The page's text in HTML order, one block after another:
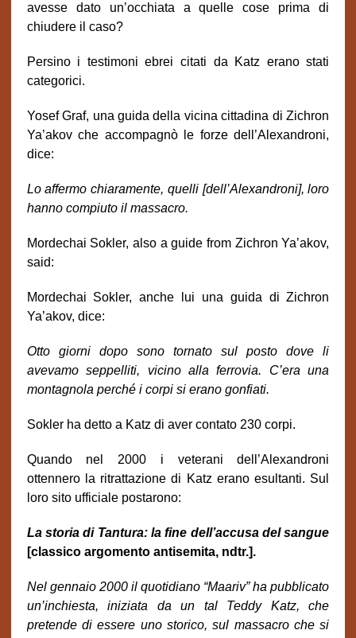
avesse dato un’occhiata a quelle cose prima di
chiudere il caso?
Persino i testimoni ebrei citati da Katz erano stati
categorici.
Yosef Graf, una guida della vicina cittadina di Zichron
Ya’akov che accompagnò le forze dell’Alexandroni,
dice:
Lo affermo chiaramente, quelli [dell’Alexandroni], loro
hanno compiuto il massacro.
Mordechai Sokler, also a guide from Zichron Ya’akov,
said:
Mordechai Sokler, anche lui una guida di Zichron
Ya’akov, dice:
Otto giorni dopo sono tornato sul posto dove li
avevamo seppelliti, vicino alla ferrovia. C’era una
montagnola perché i corpi si erano gonfiati.
Sokler ha detto a Katz di aver contato 230 corpi.
Quando nel 2000 i veterani dell’Alexandroni
ottennero la ritrattazione di Katz erano esultanti. Sul
loro sito ufficiale postarono:
La storia di Tantura: la fine dell’accusa del sangue
[classico argomento antisemita, ndtr.].
Nel gennaio 2000 il quotidiano “Maariv” ha pubblicato
un’inchiesta, iniziata da un tal Teddy Katz, che
pretende di essere uno storico, sul massacro che si